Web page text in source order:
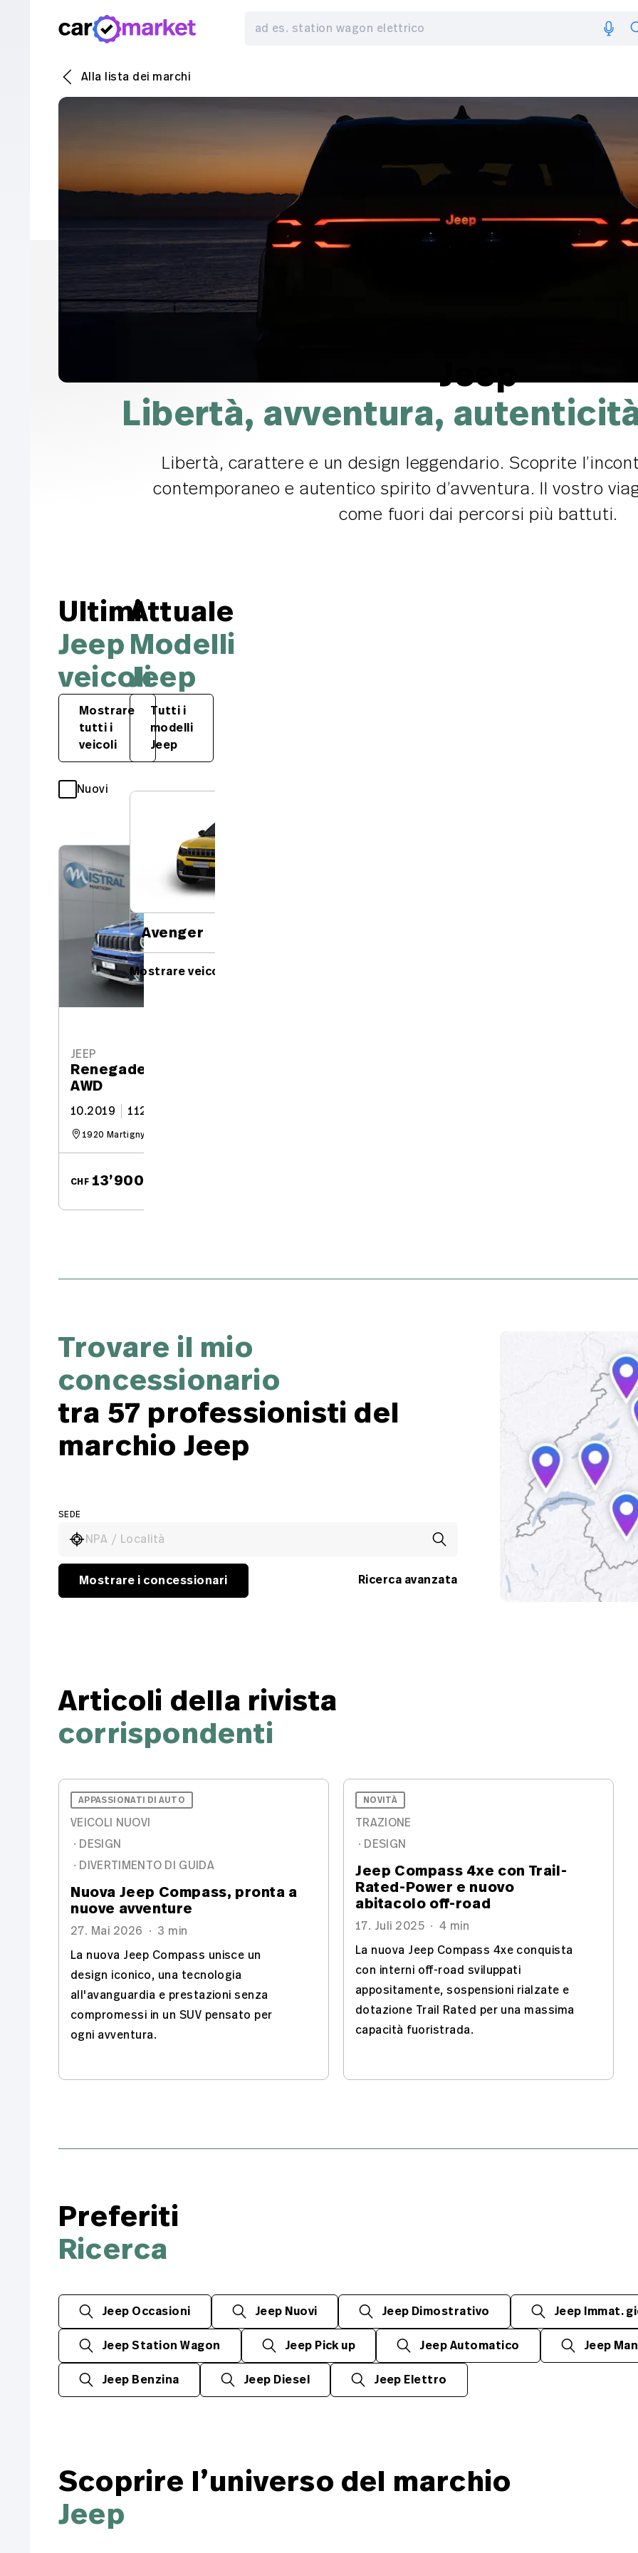
Alla lista dei marchi
Jeep
Libertà, avventura,
Libertà, carattere e un design leggendario. Scoprite
contemporaneo e autentico spirito d’avventura. Il vostro
come fuori dai percorsi più battuti.
Ultimi
Jeep
veicoli
Mostrare
tutti i
veicoli
Nuovi Occasioni
JEEP
Renegade 1.3 Turbo S
AWD
10.2019 112’900 km
1920 Martigny
CHF 13’900.–
Attuale
Modelli
Jeep
Tutti i
modelli
Jeep
Avenger
Mostrare veicoli nuovi 64
Trovare il mio
concessionario
tra 57 professionisti del
marchio Jeep
SEDE
NPA / Località
Mostrare i concessionari Ricerca avanzata
Articoli della rivista
corrispondenti
APPASSIONATI DI AUTO
VEICOLI NUOVI
· DESIGN
· DIVERTIMENTO DI GUIDA
Nuova Jeep Compass, pronta a
nuove avventure
27. Mai 2026 · 3 min
La nuova Jeep Compass unisce un
design iconico, una tecnologia
all'avanguardia e prestazioni senza
compromessi in un SUV pensato per
ogni avventura.
NOVITÀ
TRAZIONE
· DESIGN
Jeep Compass 4xe con Trail-
Rated-Power e nuovo
abitacolo off-road
17. Juli 2025 · 4 min
La nuova Jeep Compass 4xe conquista
con interni off-road sviluppati
appositamente, sospensioni rialzate e
dotazione Trail Rated per una massima
capacità fuoristrada.
Preferiti
Ricerca
Jeep Occasioni Jeep Nuovi Jeep Dimostrativo Jeep Immat.
Jeep Station Wagon Jeep Pick up Jeep Automatico Jeep
Jeep Benzina Jeep Diesel Jeep Elettro
Scoprire l’universo del marchio
Jeep